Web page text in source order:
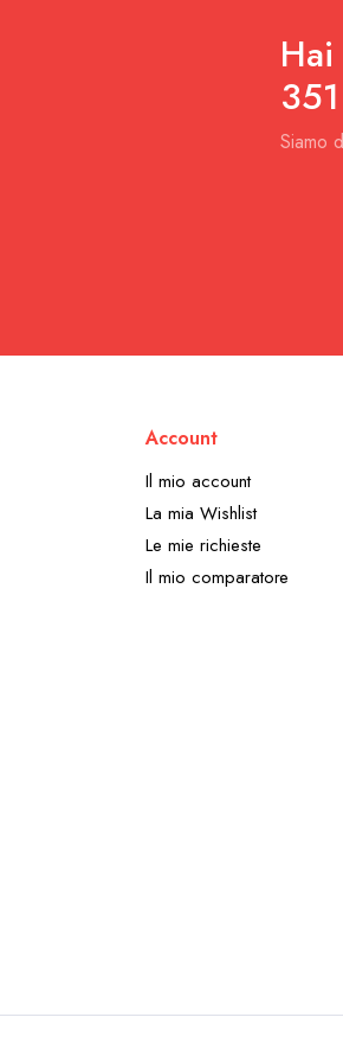
Siamo
Account
Il mio account
La mia Wishlist
Le mie richieste
Il mio comparatore